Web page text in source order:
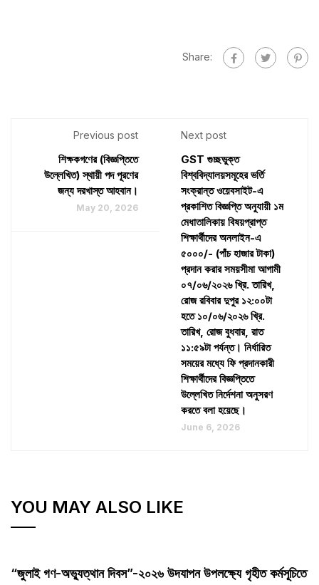
Share:
Previous post
শিক্ষকগণের (বিজ্ঞপ্তিতে
উল্লেখিত) স্থায়ী পদ পূরণের
জন্য দরখাস্ত আহবান।
May 20, 2026
Next post
GST গুচ্ছভুক্ত
বিশ্ববিদ্যালয়সমূহের ভর্তি
সংক্রান্ত ওয়েবসাইট-এ
প্রকাশিত বিজ্ঞপ্তি অনুযায়ী ১ম
মেধাতালিকায় বিষয়প্রাপ্ত
শিক্ষার্থীদের অনলাইন-এ
৫০০০/- (পাঁচ হাজার টাকা)
প্রদান করার সময়সীমা আগামী
০৭/০৬/২০২৬ খ্রি. তারিখ,
রোজ রবিবার দুপুর ১২:০০টা
হতে ১০/০৬/২০২৬ খ্রি.
তারিখ, রোজ বুধবার, রাত
১১:৫৯টা পর্যন্ত। নির্ধারিত
সময়ের মধ্যে ফি প্রদানকারী
শিক্ষার্থীদের বিজ্ঞপ্তিতে
উল্লেখিত নির্দেশনা অনুসরণ
করতে বলা হয়েছে।
June 6, 2026
YOU MAY ALSO LIKE
“জুলাই গণ-অভ্যুত্থান দিবস”-২০২৬ উদযাপন উপলক্ষ্যে গৃহীত কর্মসূচিতে